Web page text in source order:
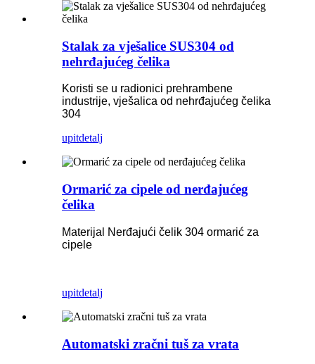
Stalak za vješalice SUS304 od
nehrđajućeg čelika
Koristi se u radionici prehrambene
industrije, vješalica od nehrđajućeg čelika
304
upitdetalj
Ormarić za cipele od nerđajućeg
čelika
Materijal Nerđajući čelik 304 ormarić za
cipele
upitdetalj
Automatski zračni tuš za vrata